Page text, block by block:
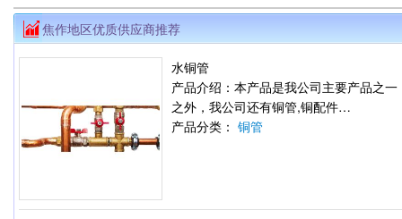
焦作地区优质供应商推荐
水铜管
产品介绍：本产品是我公司主要产品之一
之外，我公司还有铜管,铜配件…
产品分类： 铜管